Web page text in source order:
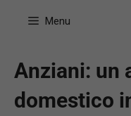
Menu
Anziani: un
domestico